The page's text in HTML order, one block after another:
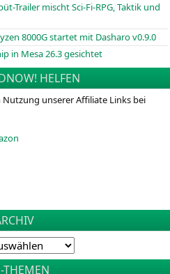
Trailer mischt Sci-Fi-RPG, Taktik und
8000G startet mit Dasharo v0.9.0
in Mesa 26.3 gesichtet
HELFEN
unserer Affiliate Links bei
THEMEN